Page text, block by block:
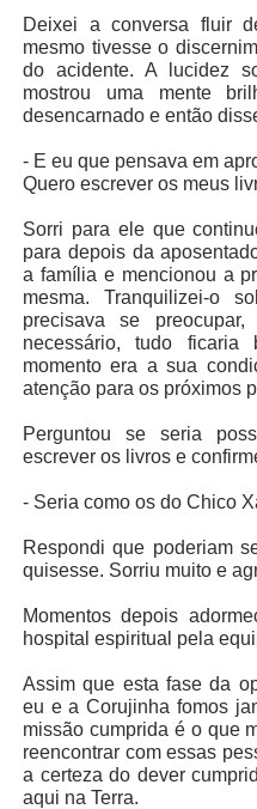
Deixei a conversa fluir
mesmo tivesse o
do acidente. A lucidez
mostrou uma mente
desencarnado e então
- E eu que pensava em
Quero escrever os meus
Sorri para ele que
para depois da
a família e mencionou a
mesma. Tranquilizei-o
precisava se
necessário, tudo ficaria
momento era a sua
atenção para os próximos
Perguntou se seria
escrever os livros e
- Seria como os do Chico
Respondi que poderiam
quisesse. Sorriu muito e
Momentos depois
hospital espiritual pela
Assim que esta fase da
eu e a Corujinha fomos
missão cumprida é o que
reencontrar com essas
a certeza do dever
aqui na Terra.